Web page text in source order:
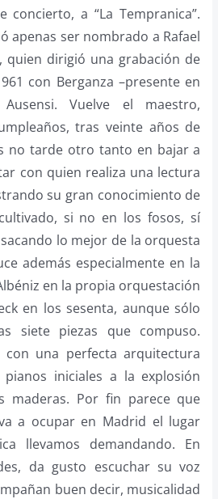
a “La Tempranica”.
apenas ser nombrado a Rafael
quien dirigió una grabación de
con Berganza –presente en
Vuelve el maestro,
tras veinte años de
no tarde otro tanto en bajar a
con quien realiza una lectura
su gran conocimiento de
si no en los fosos, sí
lo mejor de la orquesta
además especialmente en la
en la propia orquestación
en los sesenta, aunque sólo
siete piezas que compuso.
con una perfecta arquitectura
iniciales a la explosión
maderas. Por fin parece que
a ocupar en Madrid el lugar
llevamos demandando. En
da gusto escuchar su voz
buen decir, musicalidad